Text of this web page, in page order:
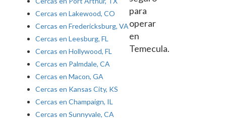
para
operar
en
Temecula.
Cercas en Lakewood, CO
Cercas en Fredericksburg, VA
Cercas en Leesburg, FL
Cercas en Hollywood, FL
Cercas en Palmdale, CA
Cercas en Macon, GA
Cercas en Kansas City, KS
Cercas en Champaign, IL
Cercas en Sunnyvale, CA